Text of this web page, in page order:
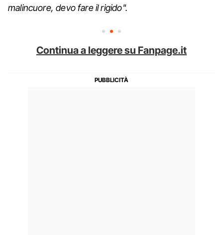
malincuore, devo fare il rigido".
Continua a leggere su Fanpage.it